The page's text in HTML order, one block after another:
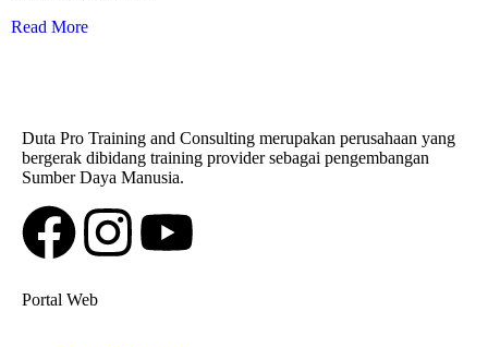
Read More
Duta Pro Training and Consulting merupakan perusahaan yang
bergerak dibidang training provider sebagai pengembangan
Sumber Daya Manusia.
Portal Web